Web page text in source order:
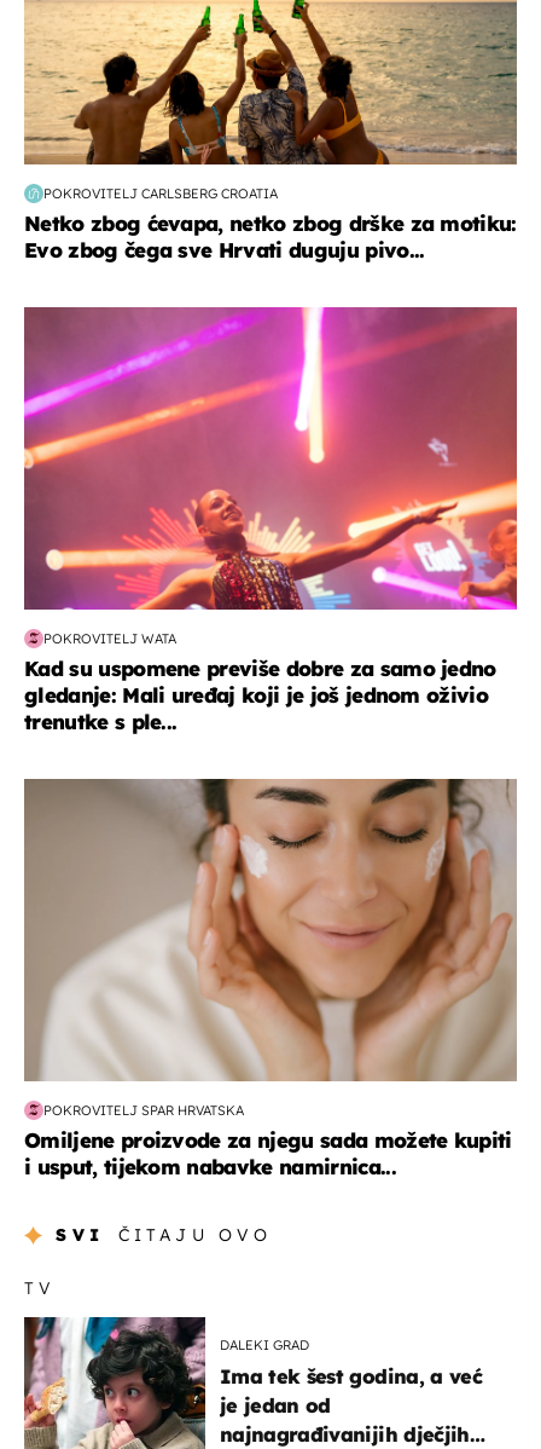
POKROVITELJ CARLSBERG CROATIA
Netko zbog ćevapa, netko zbog drške za motiku:
Evo zbog čega sve Hrvati duguju pivo...
POKROVITELJ WATA
Kad su uspomene previše dobre za samo jedno
gledanje: Mali uređaj koji je još jednom oživio
trenutke s ple...
moda & ljepota
POKROVITELJ SPAR HRVATSKA
Omiljene proizvode za njegu sada možete kupiti
i usput, tijekom nabavke namirnica...
SVI ČITAJU OVO
TV
DALEKI GRAD
Ima tek šest godina, a već
je jedan od
najnagrađivanijih dječjih